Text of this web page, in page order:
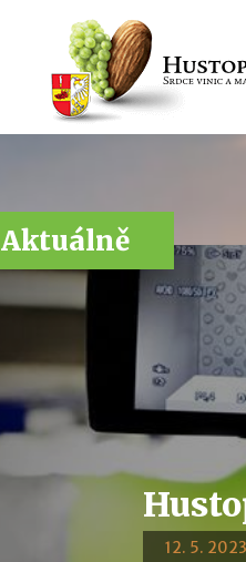
Aktuálně
12. 5.